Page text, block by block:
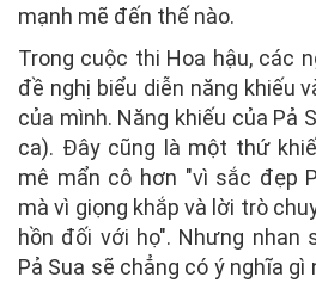
mạnh mẽ đến thế nào.
Trong cuộc thi Hoa hậu, các
đề nghị biểu diễn năng khiếu
của mình. Năng khiếu của Pả
ca). Đây cũng là một thứ
mê mẩn cô hơn "vì sắc đẹp
mà vì giọng khắp và lời trò
hồn đối với họ". Nhưng nhan
Pả Sua sẽ chẳng có ý nghĩa gì